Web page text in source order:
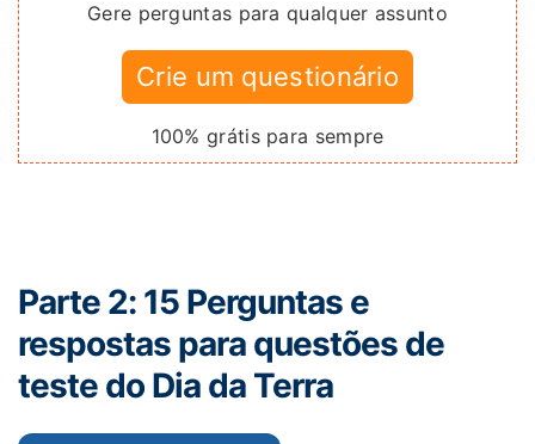
Gere perguntas para qualquer assunto
Crie um questionário
100% grátis para sempre
Parte 2: 15 Perguntas e
respostas para questões de
teste do Dia da Terra